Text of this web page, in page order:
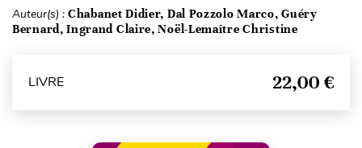
Auteur(s) : Chabanet Didier, Dal Pozzolo Marco, Guéry
Bernard, Ingrand Claire, Noël-Lemaître Christine
LIVRE 22,00 €